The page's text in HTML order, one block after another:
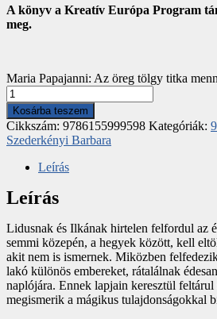
A könyv a Kreatív Európa Program
meg.
Maria Papajanni: Az öreg tölgy titka
Kosárba teszem
Cikkszám: 9786155999598 Kategóriák:
Szederkényi Barbara
Leírás
Leírás
Lidusnak és Ilkának hirtelen felfordul az
semmi közepén, a hegyek között, kell
akit nem is ismernek. Miközben
lakó különös embereket, rátalálnak
naplójára. Ennek lapjain keresztül
megismerik a mágikus tulajdonságokkal